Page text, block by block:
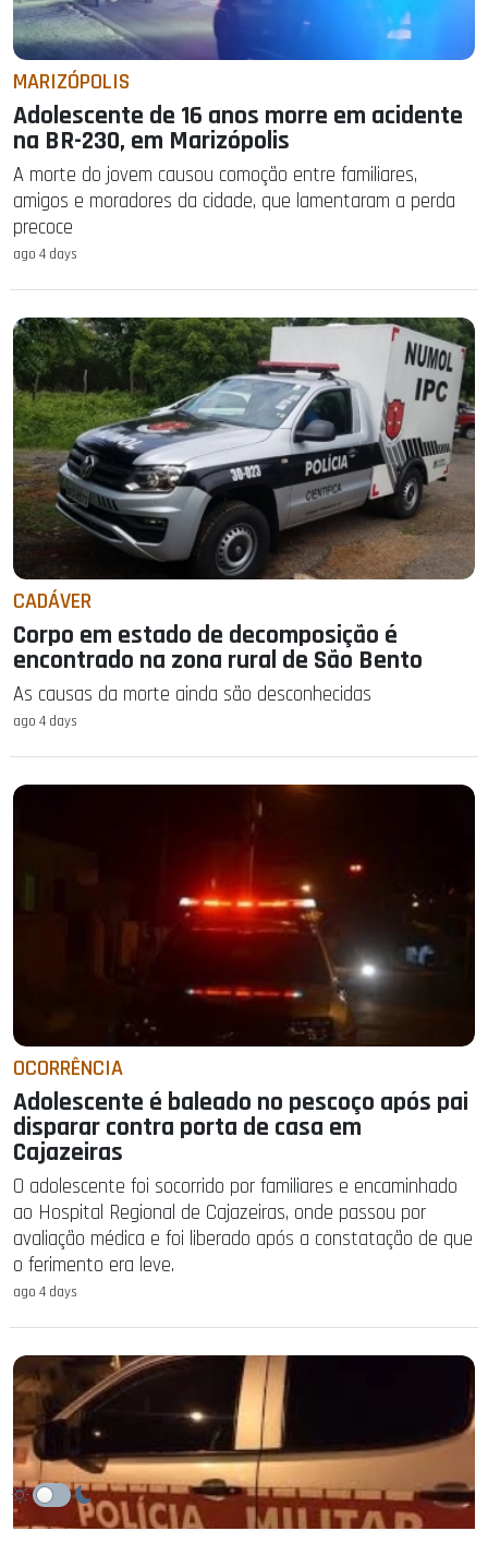
MARIZÓPOLIS
Adolescente de 16 anos morre em acidente
na BR-230, em Marizópolis
A morte do jovem causou comoção entre familiares,
amigos e moradores da cidade, que lamentaram a perda
precoce
ago 4 days
CADÁVER
Corpo em estado de decomposição é
encontrado na zona rural de São Bento
As causas da morte ainda são desconhecidas
ago 4 days
OCORRÊNCIA
Adolescente é baleado no pescoço após pai
disparar contra porta de casa em
Cajazeiras
O adolescente foi socorrido por familiares e encaminhado
ao Hospital Regional de Cajazeiras, onde passou por
avaliação médica e foi liberado após a constatação de que
o ferimento era leve.
ago 4 days